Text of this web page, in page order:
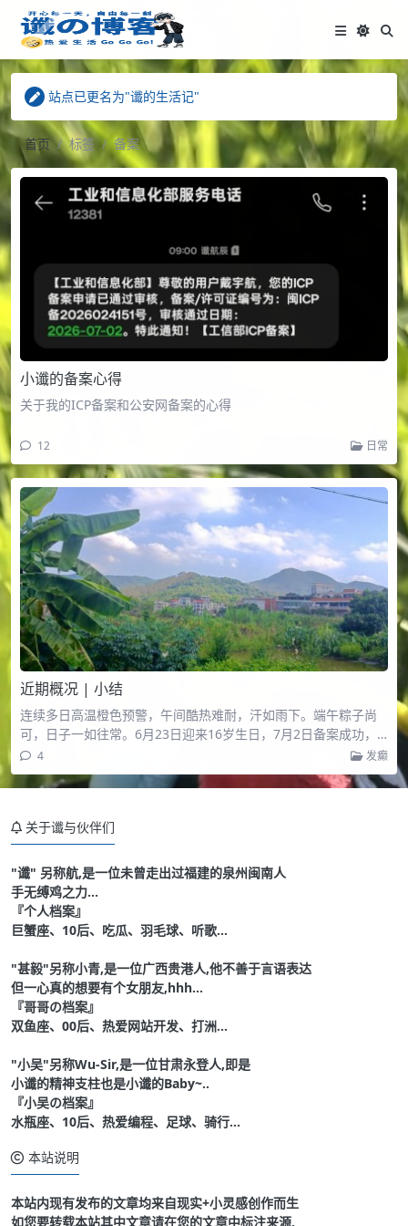
站点已更名为"谶的生活记"
Hank - 谶的生活记 订阅APP上线
"链接通讯"插件 已发布
站点已更名为"谶的生活记"
Hank - 谶的生活记 订阅APP上线
首页
标签 备案
小谶的备案心得
关于我的ICP备案和公安网备案的心得
12 日常
近期概况 | 小结
连续多日高温橙色预警，午间酷热难耐，汗如雨下。端午粽子尚
可，日子一如往常。6月23日迎来16岁生日，7月2日备案成功，
小事一桩。
4 发癫
关于谶与伙伴们
"谶" 另称航,是一位未曾走出过福建的泉州闽南人
手无缚鸡之力...
『个人档案』
巨蟹座、10后、吃瓜、羽毛球、听歌...
"甚毅"另称小青,是一位广西贵港人,他不善于言语表达
但一心真的想要有个女朋友,hhh...
『哥哥の档案』
双鱼座、00后、热爱网站开发、打洲...
"小吴"另称Wu-Sir,是一位甘肃永登人,即是
小谶的精神支柱也是小谶的Baby~..
『小吴の档案』
水瓶座、10后、热爱编程、足球、骑行...
本站说明
本站内现有发布的文章均来自现实+小灵感创作而生
如您要转载本站其中文章请在您的文章中标注来源.